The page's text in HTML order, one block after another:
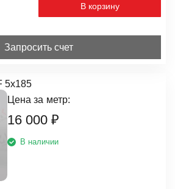
В корзину
Запросить счет
5х185
Цена за метр:
16 000 ₽
В наличии